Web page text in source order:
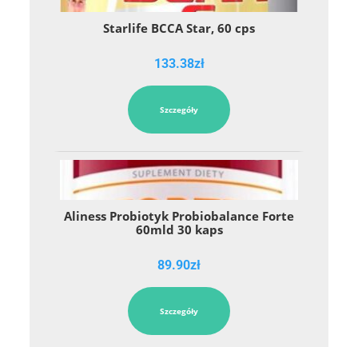
Starlife BCCA Star, 60 cps
133.38zł
Szczegóły
Aliness Probiotyk Probiobalance Forte
60mld 30 kaps
89.90zł
Szczegóły